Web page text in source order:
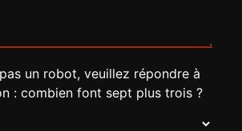
un robot, veuillez répondre à
: combien font sept plus trois ?